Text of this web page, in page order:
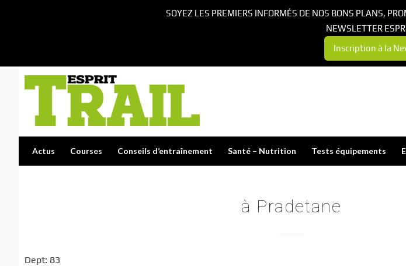
Actus Courses Conseils d’entraînement Santé – Nutrition Tests équipements
à Pradetane
Dept: 83
SOYEZ LES PREMIERS INFORMÉS DE NOS BONS PLANS,
NEWSLETTER
Inscription à la